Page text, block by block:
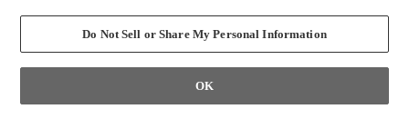
4ウェイラック
バスケットプロモーション
Do Not Sell or Share My Personal Information
OK